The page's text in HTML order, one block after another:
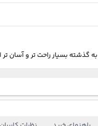
گذشته بسیار راحت تر و آسان